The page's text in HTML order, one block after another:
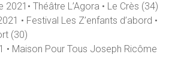
Théâtre L’Agora • Le Crès (34)
• Festival Les Z’enfants d’abord •
(30)
• Maison Pour Tous Joseph Ricôme